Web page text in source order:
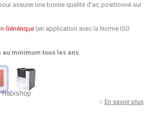
assurer une bonne qualité d'air, positionné sur
Générique (en application avec la Norme ISO
minimum tous les ans.
En savoir plus